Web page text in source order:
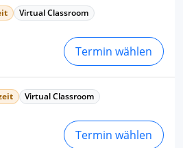
Virtual Classroom
Termin wählen
Virtual Classroom
Termin wählen